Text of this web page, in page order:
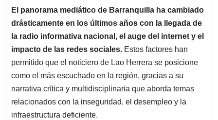
El panorama mediático de Barranquilla ha cambiado
drásticamente en los últimos años con la llegada de
la radio informativa nacional, el auge del internet y el
impacto de las redes sociales. Estos factores han
permitido que el noticiero de Lao Herrera se posicione
como el más escuchado en la región, gracias a su
narrativa crítica y multidisciplinaria que aborda temas
relacionados con la inseguridad, el desempleo y la
infraestructura deficiente.